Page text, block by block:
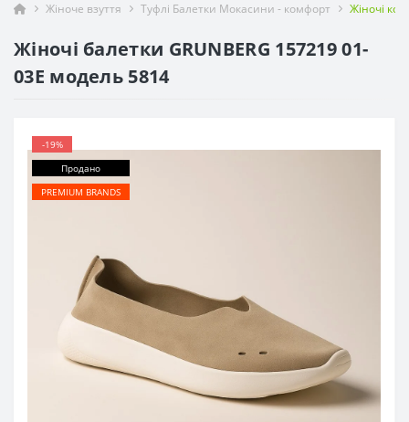
Жіноче взуття Туфлі Балетки Мокасини - комфорт Жіночі
Жіночі балетки GRUNBERG 157219 01-
03E модель 5814
-19%
Продано
PREMIUM BRANDS